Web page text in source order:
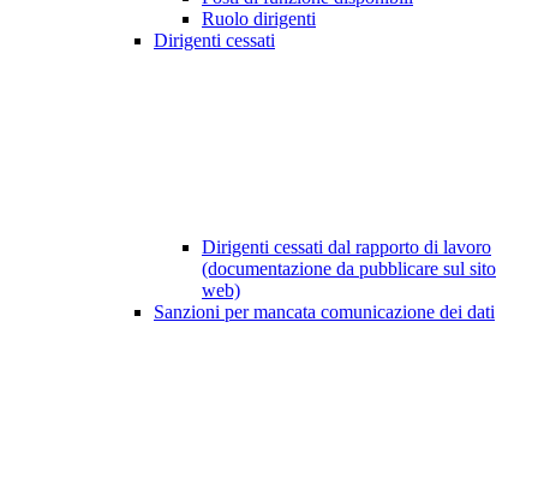
Ruolo dirigenti
Dirigenti cessati
Dirigenti cessati dal rapporto di lavoro
(documentazione da pubblicare sul sito
web)
Sanzioni per mancata comunicazione dei dati